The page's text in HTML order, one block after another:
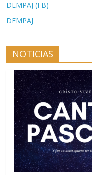
DEMPAJ (FB)
DEMPAJ
NOTICIAS